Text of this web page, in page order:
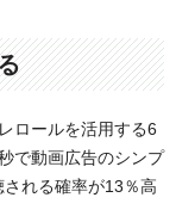
ロールを活用する6
で動画広告のシンプ
れる確率が13％高